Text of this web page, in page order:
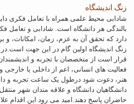
زنگ اندیشگاه
شادابی محیط علمی همراه با تعامل فکری
بالندگی هر دانشگاه است. شادابی و تعامل
دارد که تحقق آن به عزم، زمان، امکانات، و
زنگ اندیشگاه اولین گام در این جهت است.
قرار است از متخصصان با تجربه و
فعالیت های انسانی، اعم از داخلی یا خارجی
هنر، دعوت شود درطول یک ساعت تجربه و
دانشگاهیان دانشگاه و علاقه مندان شهر
حاضران پاسخ دهند. امید می رود این اقدام